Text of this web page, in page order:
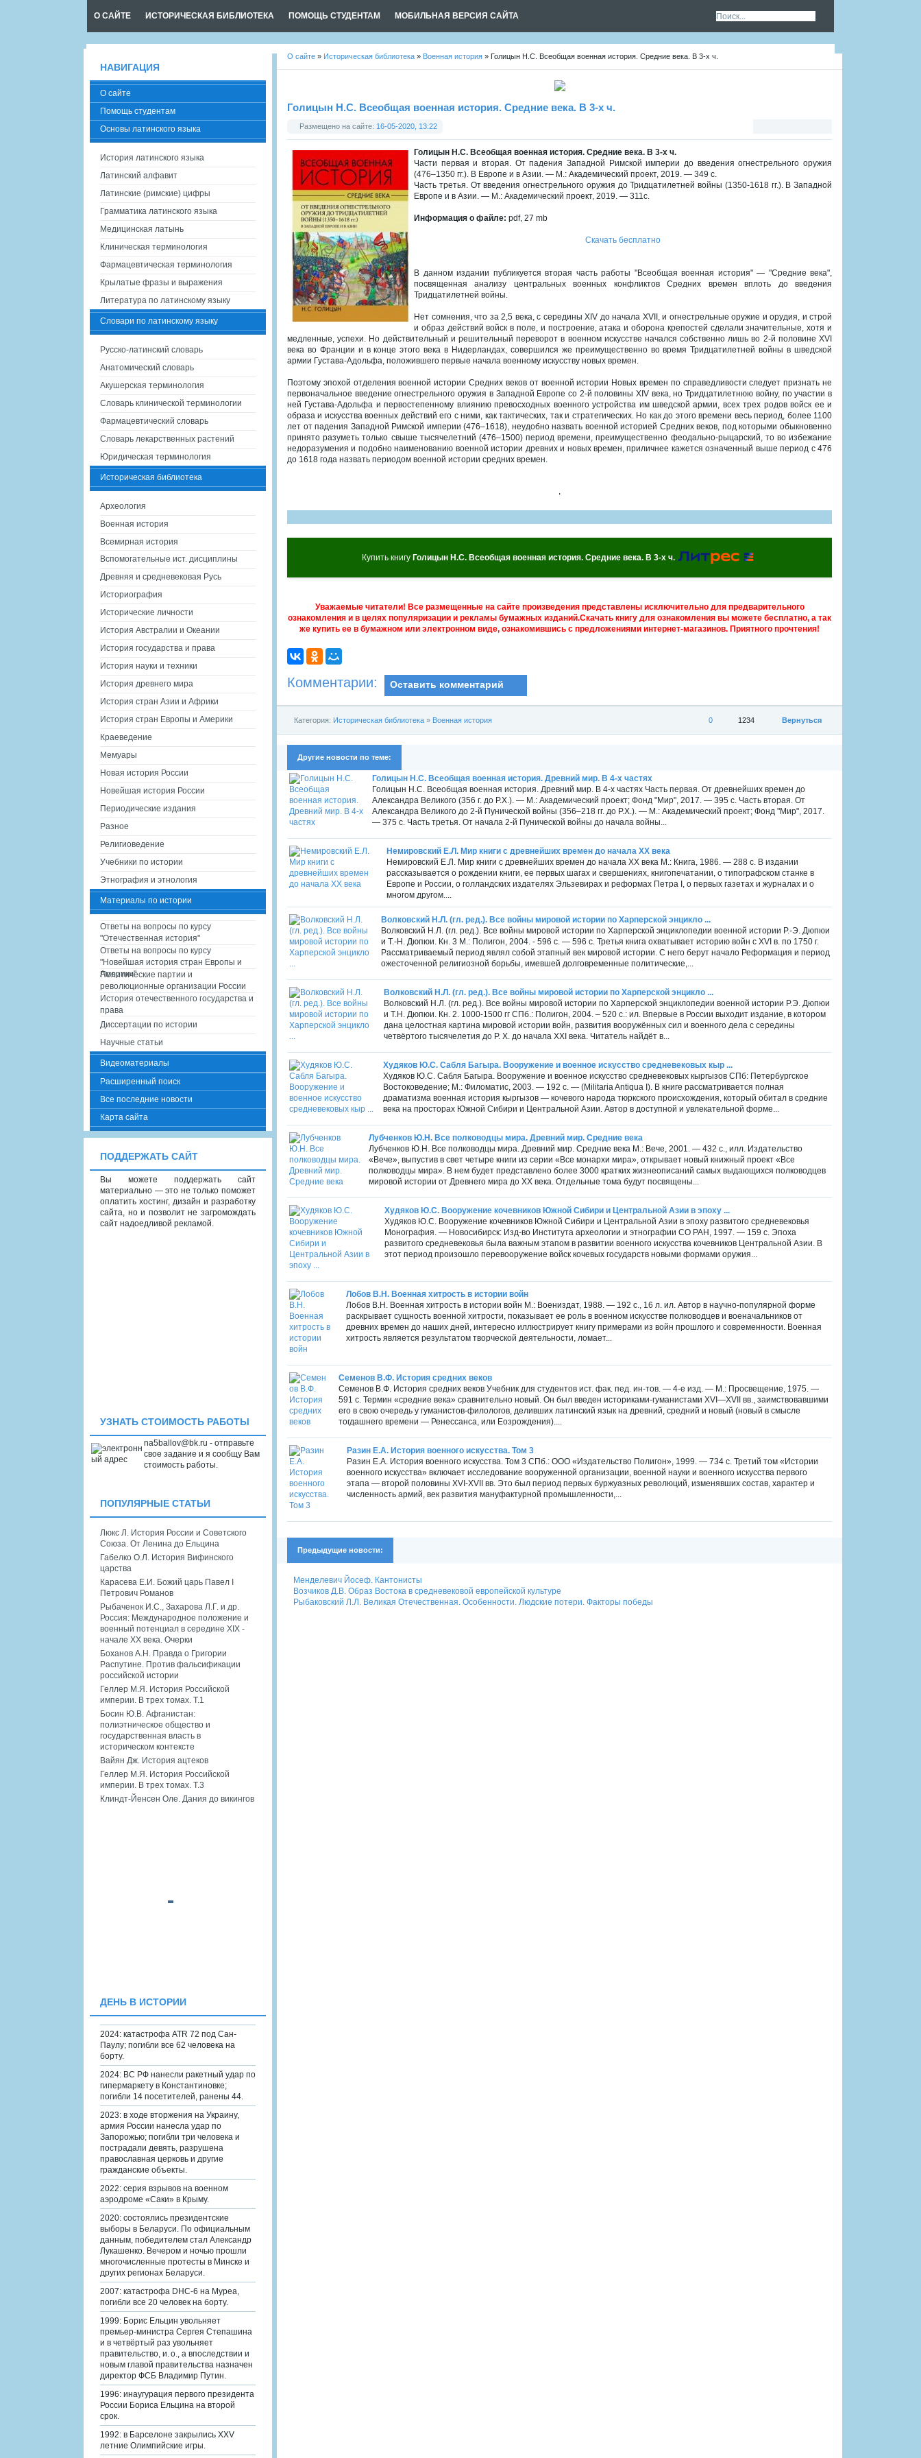
О САЙТЕ ИСТОРИЧЕСКАЯ БИБЛИОТЕКА ПОМОЩЬ СТУДЕНТАМ МОБИЛЬНАЯ ВЕРСИЯ САЙТА
О сайте » Историческая библиотека » Военная история » Голицын Н.С. Всеобщая военная история. Средние века. В 3-х ч.
Голицын Н.С. Всеобщая военная история. Средние века. В 3-х ч.
Размещено на сайте: 16-05-2020, 13:22
Голицын Н.С. Всеобщая военная история. Средние века. В 3-х ч.
Части первая и вторая. От падения Западной Римской империи до введения огнестрельного оружия
(476–1350 гг.). В Европе и в Азии. — М.: Академический проект, 2019. — 349 с.
Часть третья. От введения огнестрельного оружия до Тридцатилетней войны (1350-1618 гг.). В Западной
Европе и в Азии. — М.: Академический проект, 2019. — 311с.
Информация о файле: pdf, 27 mb
Скачать бесплатно
В данном издании публикуется вторая часть работы "Всеобщая военная история" — "Средние века",
посвященная анализу центральных военных конфликтов Средних времен вплоть до введения
Тридцатилетней войны.
Нет сомнения, что за 2,5 века, с середины XIV до начала XVII, и огнестрельные оружие и орудия, и строй
и образ действий войск в поле, и построение, атака и оборона крепостей сделали значительные, хотя и
медленные, успехи. Но действительный и решительный переворот в военном искусстве начался собственно лишь во 2-й половине XVI
века во Франции и в конце этого века в Нидерландах, совершился же преимущественно во время Тридцатилетней войны в шведской
армии Густава-Адольфа, положившего первые начала военному искусству новых времен.
Поэтому эпохой отделения военной истории Средних веков от военной истории Новых времен по справедливости следует признать не
первоначальное введение огнестрельного оружия в Западной Европе со 2-й половины XIV века, но Тридцатилетнюю войну, по участии в
ней Густава-Адольфа и первостепенному влиянию превосходных военного устройства им шведской армии, всех трех родов войск ее и
образа и искусства военных действий его с ними, как тактических, так и стратегических. Но как до этого времени весь период, более 1100
лет от падения Западной Римской империи (476–1618), неудобно назвать военной историей Средних веков, под которыми обыкновенно
принято разуметь только свыше тысячелетний (476–1500) период времени, преимущественно феодально-рыцарский, то во избежание
недоразумения и подобно наименованию военной истории древних и новых времен, приличнее кажется означенный выше период с 476
до 1618 года назвать периодом военной истории средних времен.
,
Купить книгу Голицын Н.С. Всеобщая военная история. Средние века. В 3-х ч.
Уважаемые читатели! Все размещенные на сайте произведения представлены исключительно для предварительного
ознакомления и в целях популяризации и рекламы бумажных изданий.Скачать книгу для ознакомления вы можете бесплатно, а так
же купить ее в бумажном или электронном виде, ознакомившись с предложениями интернет-магазинов. Приятного прочтения!
Комментарии: Оставить комментарий
Вернуться
1234
0
Категория: Историческая библиотека » Военная история
Другие новости по теме:
Голицын Н.С. Всеобщая военная история. Древний мир. В 4-х частях
Голицын Н.С. Всеобщая военная история. Древний мир. В 4-х частях Часть первая. От древнейших времен до
Александра Великого (356 г. до Р.Х.). — М.: Академический проект; Фонд "Мир", 2017. — 395 с. Часть вторая. От
Александра Великого до 2-й Пунической войны (356–218 гг. до Р.Х.). — М.: Академический проект; Фонд "Мир", 2017.
— 375 с. Часть третья. От начала 2-й Пунической войны до начала войны...
Немировский Е.Л. Мир книги с древнейших времен до начала XX века
Немировский Е.Л. Мир книги с древнейших времен до начала XX века М.: Книга, 1986. — 288 с. В издании
рассказывается о рождении книги, ее первых шагах и свершениях, книгопечатании, о типографском станке в
Европе и России, о голландских издателях Эльзевирах и реформах Петра I, о первых газетах и журналах и о
многом другом....
Волковский Н.Л. (гл. ред.). Все войны мировой истории по Харперской энцикло ...
Волковский Н.Л. (гл. ред.). Все войны мировой истории по Харперской энциклопедии военной истории Р.-Э. Дюпюи
и Т.-Н. Дюпюи. Кн. 3 М.: Полигон, 2004. - 596 с. — 596 с. Третья книга охватывает историю войн с XVI в. по 1750 г.
Рассматриваемый период являл собой этапный век мировой истории. С него берут начало Реформация и период
ожесточенной религиозной борьбы, имевшей долговременные политические,...
Волковский Н.Л. (гл. ред.). Все войны мировой истории по Харперской энцикло ...
Волковский Н.Л. (гл. ред.). Все войны мировой истории по Харперской энциклопедии военной истории Р.Э. Дюпюи
и Т.Н. Дюпюи. Кн. 2. 1000-1500 гг СПб.: Полигон, 2004. – 520 с.: ил. Впервые в России выходит издание, в котором
дана целостная картина мировой истории войн, развития вооружённых сил и военного дела с середины
четвёртого тысячелетия до Р. Х. до начала XXI века. Читатель найдёт в...
Худяков Ю.С. Сабля Багыра. Вооружение и военное искусство средневековых кыр ...
Худяков Ю.С. Сабля Багыра. Вооружение и военное искусство средневековых кыргызов СПб: Петербургское
Востоковедение; М.: Филоматис, 2003. — 192 с. — (Militaria Antiqua I). В книге рассматривается полная
драматизма военная история кыргызов — кочевого народа тюркского происхождения, который обитал в средние
века на просторах Южной Сибири и Центральной Азии. Автор в доступной и увлекательной форме...
Лубченков Ю.Н. Все полководцы мира. Древний мир. Средние века
Лубченков Ю.Н. Все полководцы мира. Древний мир. Средние века М.: Вече, 2001. — 432 с., илл. Издательство
«Вече», выпустив в свет четыре книги из серии «Все монархи мира», открывает новый книжный проект «Все
полководцы мира». В нем будет представлено более 3000 кратких жизнеописаний самых выдающихся полководцев
мировой истории от Древнего мира до XX века. Отдельные тома будут посвящены...
Худяков Ю.С. Вооружение кочевников Южной Сибири и Центральной Азии в эпоху ...
Худяков Ю.С. Вооружение кочевников Южной Сибири и Центральной Азии в эпоху развитого средневековья
Монография. — Новосибирск: Изд-во Института археологии и этнографии СО РАН, 1997. — 159 с. Эпоха
развитого средневековья была важным этапом в развитии военного искусства кочевников Центральной Азии. В
этот период произошло перевооружение войск кочевых государств новыми формами оружия...
Лобов В.Н. Военная хитрость в истории войн
Лобов В.Н. Военная хитрость в истории войн М.: Воениздат, 1988. — 192 с., 16 л. ил. Автор в научно-популярной форме
раскрывает сущность военной хитрости, показывает ее роль в военном искусстве полководцев и военачальников от
древних времен до наших дней, интересно иллюстрирует книгу примерами из войн прошлого и современности. Военная
хитрость является результатом творческой деятельности, ломает...
Семенов В.Ф. История средних веков
Семенов В.Ф. История средних веков Учебник для студентов ист. фак. пед. ин-тов. — 4-е изд. — М.: Просвещение, 1975. —
591 с. Термин «средние века» сравнительно новый. Он был введен историками-гуманистами XVI—XVII вв., заимствовавшими
его в свою очередь у гуманистов-филологов, деливших латинский язык на древний, средний и новый (новый в смысле
тогдашнего времени — Ренессанса, или Еозрождения)....
Разин Е.А. История военного искусства. Том 3
Разин Е.А. История военного искусства. Том 3 СПб.: ООО «Издательство Полигон», 1999. — 734 с. Третий том «Истории
военного искусства» включает исследование вооруженной организации, военной науки и военного искусства первого
этапа — второй половины XVI-XVII вв. Это был период первых буржуазных революций, изменявших состав, характер и
численность армий, век развития мануфактурной промышленности,...
Предыдущие новости:
Менделевич Йосеф. Кантонисты
Возчиков Д.В. Образ Востока в средневековой европейской культуре
Рыбаковский Л.Л. Великая Отечественная. Особенности. Людские потери. Факторы победы
НАВИГАЦИЯ
О сайте
Помощь студентам
Основы латинского языка
История латинского языка
Латинский алфавит
Латинские (римские) цифры
Грамматика латинского языка
Медицинская латынь
Клиническая терминология
Фармацевтическая терминология
Крылатые фразы и выражения
Литература по латинскому языку
Словари по латинскому языку
Русско-латинский словарь
Анатомический словарь
Акушерская терминология
Словарь клинической терминологии
Фармацевтический словарь
Словарь лекарственных растений
Юридическая терминология
Историческая библиотека
Археология
Военная история
Всемирная история
Вспомогательные ист. дисциплины
Древняя и средневековая Русь
Историография
Исторические личности
История Австралии и Океании
История государства и права
История науки и техники
История древнего мира
История стран Азии и Африки
История стран Европы и Америки
Краеведение
Мемуары
Новая история России
Новейшая история России
Периодические издания
Разное
Религиоведение
Учебники по истории
Этнография и этнология
Материалы по истории
Ответы на вопросы по курсу
"Отечественная история"
Ответы на вопросы по курсу
"Новейшая история стран Европы и
Америки"
Политические партии и
революционные организации России
История отечественного государства и
права
Диссертации по истории
Научные статьи
Видеоматериалы
Расширенный поиск
Все последние новости
Карта сайта
ПОДДЕРЖАТЬ САЙТ
Вы можете поддержать сайт
материально — это не только поможет
оплатить хостинг, дизайн и разработку
сайта, но и позволит не загромождать
сайт надоедливой рекламой.
УЗНАТЬ СТОИМОСТЬ РАБОТЫ
na5ballov@bk.ru - отправьте
свое задание и я сообщу Вам
стоимость работы.
ПОПУЛЯРНЫЕ СТАТЬИ
Люкс Л. История России и Советского
Союза. От Ленина до Ельцина
Габелко О.Л. История Вифинского
царства
Карасева Е.И. Божий царь Павел I
Петрович Романов
Рыбаченок И.С., Захарова Л.Г. и др.
Россия: Международное положение и
военный потенциал в середине XIX -
начале XX века. Очерки
Боханов А.Н. Правда о Григории
Распутине. Против фальсификации
российской истории
Геллер М.Я. История Российской
империи. В трех томах. Т.1
Босин Ю.В. Афганистан:
полиэтническое общество и
государственная власть в
историческом контексте
Вайян Дж. История ацтеков
Геллер М.Я. История Российской
империи. В трех томах. Т.3
Клиндт-Йенсен Оле. Дания до викингов
ДЕНЬ В ИСТОРИИ
2024: катастрофа ATR 72 под Сан-
Паулу; погибли все 62 человека на
борту.
2024: ВС РФ нанесли ракетный удар по
гипермаркету в Константиновке;
погибли 14 посетителей, ранены 44.
2023: в ходе вторжения на Украину,
армия России нанесла удар по
Запорожью; погибли три человека и
пострадали девять, разрушена
православная церковь и другие
гражданские объекты.
2022: серия взрывов на военном
аэродроме «Саки» в Крыму.
2020: состоялись президентские
выборы в Беларуси. По официальным
данным, победителем стал Александр
Лукашенко. Вечером и ночью прошли
многочисленные протесты в Минске и
других регионах Беларуси.
2007: катастрофа DHC-6 на Муреа,
погибли все 20 человек на борту.
1999: Борис Ельцин увольняет
премьер-министра Сергея Степашина
и в четвёртый раз увольняет
правительство, и. о., а впоследствии и
новым главой правительства назначен
директор ФСБ Владимир Путин.
1996: инаугурация первого президента
России Бориса Ельцина на второй
срок.
1992: в Барселоне закрылись XXV
летние Олимпийские игры.